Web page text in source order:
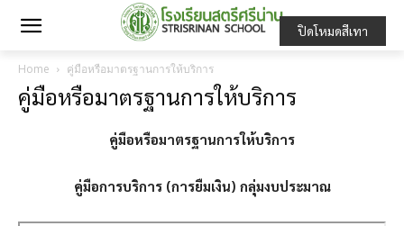
Home คู่มือหรือมาตรฐานการให้บริการ
คู่มือหรือมาตรฐานการให้บริการ
คู่มือหรือมาตรฐานการให้บริการ
คู่มือการบริการ (การยืมเงิน) กลุ่มงบประมาณ
ปิดโหมดสีเทา